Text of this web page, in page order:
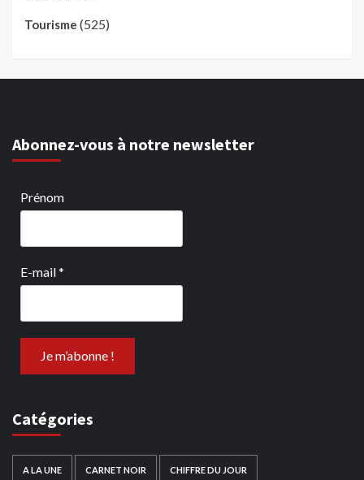
Tourisme (525)
Abonnez-vous à notre newsletter
Prénom
E-mail*
Catégories
A LA UNE CARNET NOIR CHIFFRE DU JOUR